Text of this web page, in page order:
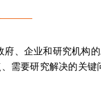
、企业和研究机构
需要研究解决的关